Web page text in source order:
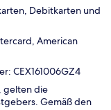
Debitkarten und
American
CEX161006GZ4
gelten die
Gemäß den